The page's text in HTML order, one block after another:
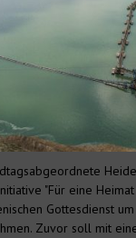
"Für eine
Gottesdienst
Zuvor soll mit